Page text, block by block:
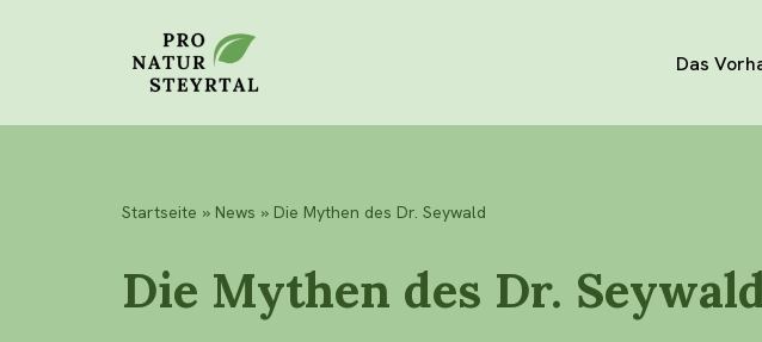
Das
Startseite » News » Die Mythen des Dr. Seywald
Die Mythen des Dr.